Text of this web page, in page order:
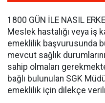
1800 GÜN İLE NASIL
Meslek hastalığı veya iş
emeklilik başvurusunda
mevcut sağlık
sahip olmaları
bağlı bulunulan SGK
emeklilik için dilekçe